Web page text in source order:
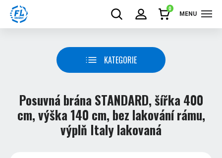
0
MENU
KATEGORIE
Posuvná brána STANDARD, šířka 400
cm, výška 140 cm, bez lakování rámu,
výplň Italy lakovaná